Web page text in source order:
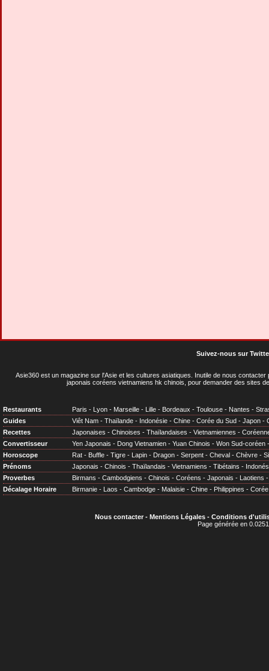
Suivez-nous sur
Asie360 est un magazine sur l'Asie et les cultures asiatiques . Inutile de nous
japonais coréens vietnamiens hk chinois, pour demander des sites
Restaurants Paris - Lyon - Marseille - Lille - Bordeaux - Toulouse - Nantes -
Guides
Viêt Nam - Thaïlande - Indonésie - Chine - Corée du Sud - Japon -
Recettes
Japonaises - Chinoises - Thaïlandaises - Vietnamiennes -
Convertisseur
Yen Japonais - Dong Vietnamien - Yuan Chinois - Won Sud-coréen
Horoscope
Rat - Buffle - Tigre - Lapin - Dragon - Serpent - Cheval - Chèvre -
Prénoms
Japonais - Chinois - Thaïlandais - Vietnamiens - Tibétains -
Proverbes
Birmans - Cambodgiens - Chinois - Coréens - Japonais - Laotiens
Décalage Horaire
Birmanie - Laos - Cambodge - Malaisie - Chine - Philippines - Corée
Nous contacter- Mentions Légales- Conditions
Page générée en